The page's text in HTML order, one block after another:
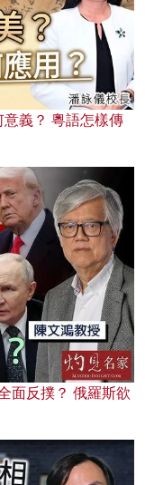
義？ 粵語怎樣傳
面反撲？ 俄羅斯欲